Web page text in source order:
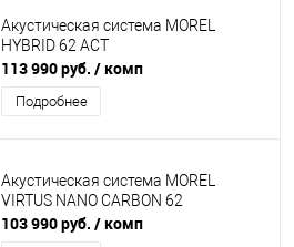
Акустическая система MOREL
HYBRID 62 ACT
113 990 руб. / комп
Подробнее
Акустическая система MOREL
VIRTUS NANO CARBON 62
103 990 руб. / комп